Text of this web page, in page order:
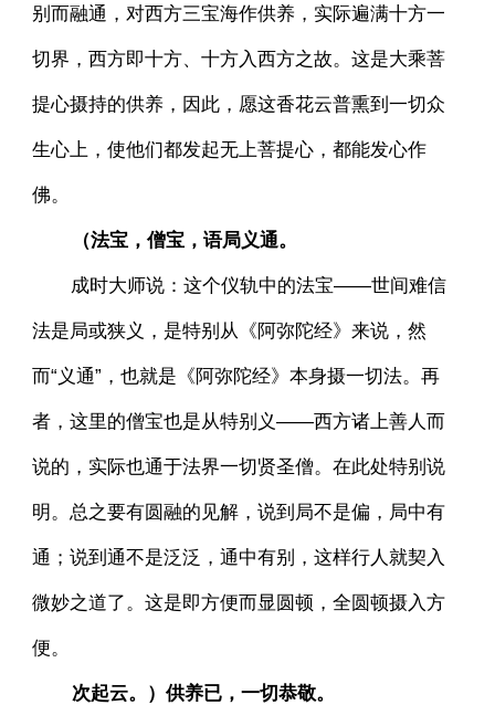
别而融通，对西方三宝海作供养，实际遍满十方一
切界，西方即十方、十方入西方之故。这是大乘菩
提心摄持的供养，因此，愿这香花云普熏到一切众
生心上，使他们都发起无上菩提心，都能发心作
佛。
（法宝，僧宝，语局义通。
成时大师说：这个仪轨中的法宝——世间难信
法是局或狭义，是特别从《阿弥陀经》来说，然
而“义通”，也就是《阿弥陀经》本身摄一切法。再
者，这里的僧宝也是从特别义——西方诸上善人而
说的，实际也通于法界一切贤圣僧。在此处特别说
明。总之要有圆融的见解，说到局不是偏，局中有
通；说到通不是泛泛，通中有别，这样行人就契入
微妙之道了。这是即方便而显圆顿，全圆顿摄入方
便。
次起云。）供养已，一切恭敬。